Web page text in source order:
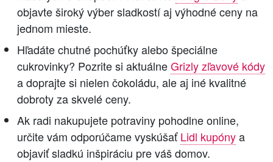
objavte široký výber sladkostí aj výhodné ceny na
jednom mieste.
Hľadáte chutné pochúťky alebo špeciálne
cukrovinky? Pozrite si aktuálneGrizly zľavové kódy
a doprajte si nielen čokoládu, ale aj iné kvalitné
dobroty za skvelé ceny.
Ak radi nakupujete potraviny pohodlne online,
určite vám odporúčame vyskúšaťLidl kupónya
objaviť sladkú inšpiráciu pre váš domov.